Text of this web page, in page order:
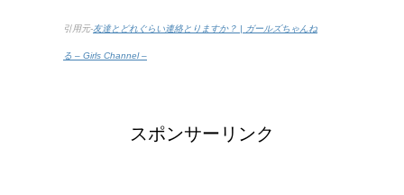
引用元-友達とどれぐらい連絡とりますか？ | ガールズちゃんね
る – Girls Channel –
スポンサーリンク